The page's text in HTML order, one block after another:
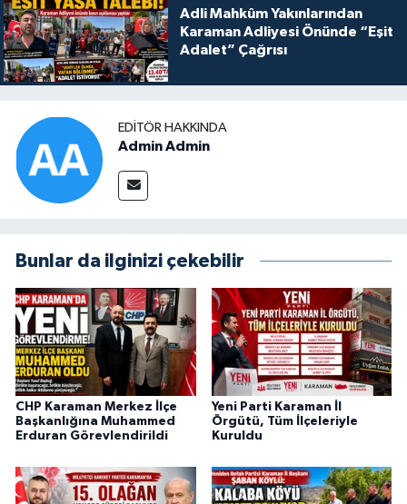
Adli Mahkûm Yakınlarından
Karaman Adliyesi Önünde “Eşit
Adalet” Çağrısı
EDITÖR HAKKINDA
Admin Admin
Bunlar da ilginizi çekebilir
CHP Karaman Merkez İlçe
Başkanlığına Muhammed
Erduran Görevlendirildi
Yeni Parti Karaman İl
Örgütü, Tüm İlçeleriyle
Kuruldu